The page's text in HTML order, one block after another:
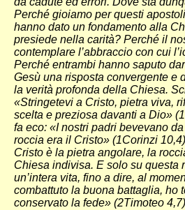
Perché gioiamo per questi
hanno dato un fondamento alla
presiede nella carità? Perché il
contemplare l’abbraccio con cui
Perché entrambi hanno saputo
Gesù una risposta convergente e
la verità profonda della Chiesa.
«Stringetevi a Cristo, pietra viva,
scelta e preziosa davanti a Dio»
fa eco: «I nostri padri bevevano
roccia era il Cristo» (1Corinzi
Cristo è la pietra angolare, la
Chiesa indivisa. E solo su questa
un’intera vita, fino a dire, al
combattuto la buona battaglia, ho
conservato la fede» (2Timoteo